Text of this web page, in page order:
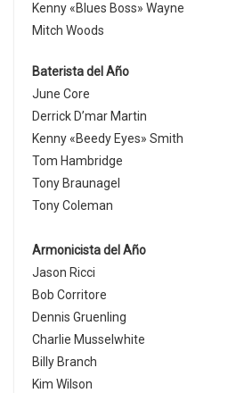
Kenny «Blues Boss» Wayne
Mitch Woods
Baterista del Año
June Core
Derrick D’mar Martin
Kenny «Beedy Eyes» Smith
Tom Hambridge
Tony Braunagel
Tony Coleman
Armonicista del Año
Jason Ricci
Bob Corritore
Dennis Gruenling
Charlie Musselwhite
Billy Branch
Kim Wilson